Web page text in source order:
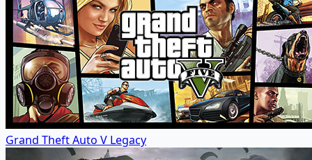
Grand Theft Auto V Legacy